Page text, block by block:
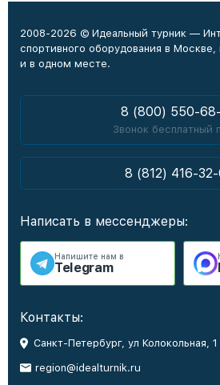
2008-2026 © Идеальный турник —
спортивного оборудования в
и в одном месте.
8 (800) 550-
Звонок бесплатный
8 (812) 416-
Написать в мессенджеры:
Напишите нам в
Telegram
Контакты:
Санкт-Петербург, ул Колокольная, 1
region@idealturnik.ru